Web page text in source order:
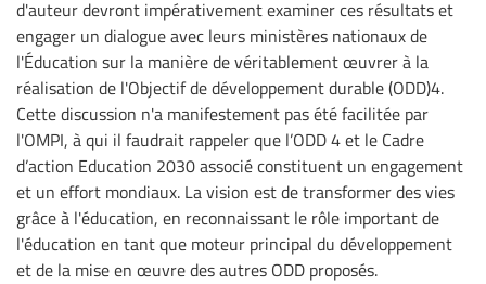
d'auteur devront impérativement examiner ces résultats et
engager un dialogue avec leurs ministères nationaux de
l'Éducation sur la manière de véritablement œuvrer à la
réalisation de l'Objectif de développement durable (ODD)4.
Cette discussion n'a manifestement pas été facilitée par
l'OMPI, à qui il faudrait rappeler que l’ODD 4 et le Cadre
d’action Education 2030 associé constituent un engagement
et un effort mondiaux. La vision est de transformer des vies
grâce à l'éducation, en reconnaissant le rôle important de
l'éducation en tant que moteur principal du développement
et de la mise en œuvre des autres ODD proposés.